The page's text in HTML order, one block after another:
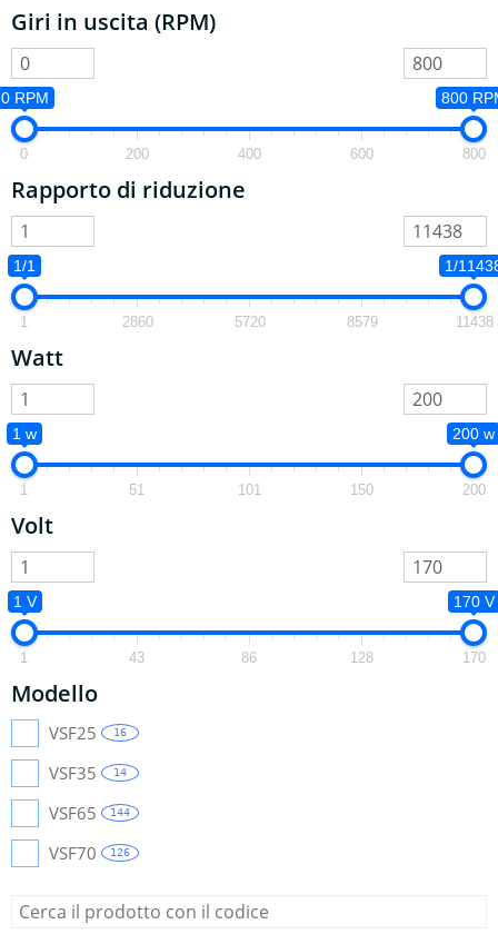
Giri in uscita (RPM)
0 RPM 800
0 200 400 600 800
Rapporto di riduzione
1/1 1/
1 2860 5720 8579 11438
Watt
1 w 200 w
1 51 101 150 200
Volt
1 V 170 V
1 43 86 128 170
Modello
VSF25 16
VSF35 14
VSF65 144
VSF70 126